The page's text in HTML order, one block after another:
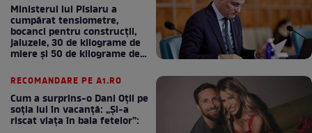
Ministerul lui Pîslaru a
cumpărat tensiometre,
bocanci pentru construcții,
jaluzele, 30 de kilograme de
miere și 50 de kilograme de
RECOMANDARE PE A1.RO
Cum a surprins-o Dani Oțil pe
soția lui în vacanță: „Și-a
riscat viața în baia fetelor”: